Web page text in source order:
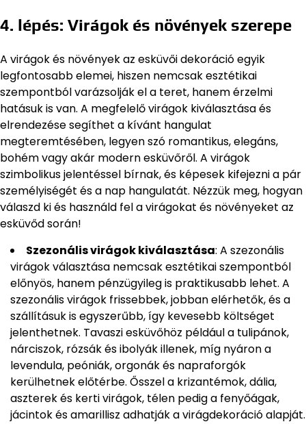
4. lépés: Virágok és növények szerepe
A virágok és növények az esküvői dekoráció egyik
legfontosabb elemei, hiszen nemcsak esztétikai
szempontból varázsolják el a teret, hanem érzelmi
hatásuk is van. A megfelelő virágok kiválasztása és
elrendezése segíthet a kívánt hangulat
megteremtésében, legyen szó romantikus, elegáns,
bohém vagy akár modern esküvőről. A virágok
szimbolikus jelentéssel bírnak, és képesek kifejezni a pár
személyiségét és a nap hangulatát. Nézzük meg, hogyan
válaszd ki és használd fel a virágokat és növényeket az
esküvőd során!
Szezonális virágok kiválasztása: A szezonális
virágok választása nemcsak esztétikai szempontból
előnyös, hanem pénzügyileg is praktikusabb lehet. A
szezonális virágok frissebbek, jobban elérhetők, és a
szállításuk is egyszerűbb, így kevesebb költséget
jelenthetnek. Tavaszi esküvőhöz például a tulipánok,
nárciszok, rózsák és ibolyák illenek, míg nyáron a
levendula, peóniák, orgonák és napraforgók
kerülhetnek előtérbe. Ősszel a krizantémok, dália,
aszterek és kerti virágok, télen pedig a fenyőágak,
jácintok és amarillisz adhatják a virágdekoráció alapját.